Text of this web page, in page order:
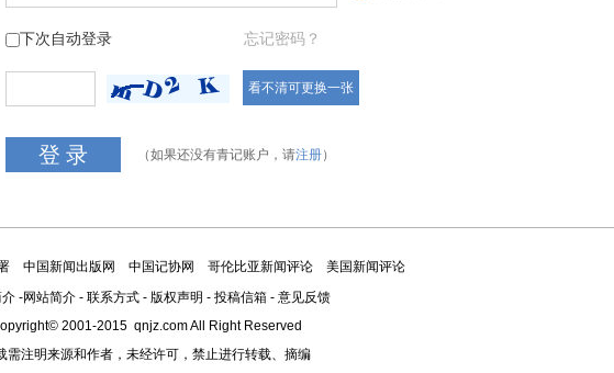
下次自动登录 忘记密码？
看不清可更换一张
（如果还没有青记账户，请注册）
中国新闻出版网 中国记协网 哥伦比亚新闻评论
美国新闻评论
-网站简介- 联系方式- 版权声明 - 投稿信箱- 意见反馈
2001-2015 qnjz.com All Right Reserved
需注明来源和作者，未经许可，禁止进行转载、摘编